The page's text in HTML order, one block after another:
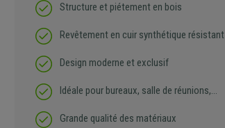
Structure et piétement en bois
Revêtement en cuir synthétique résistant
Design moderne et exclusif
Idéale pour bureaux, salle de réunions,…
Grande qualité des matériaux